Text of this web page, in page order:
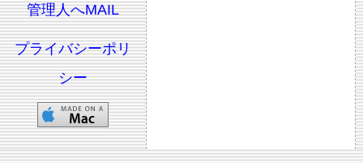
管理人へMAIL
プライバシーポリ
シー